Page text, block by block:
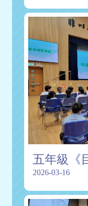
五年級《
2026-03-16